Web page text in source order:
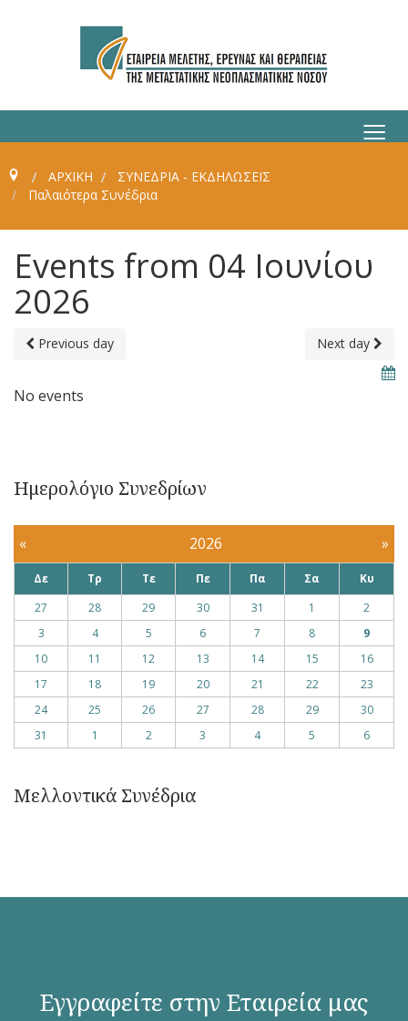
≡
ΑΡΧΙΚΗ
ΣΥΝΈΔΡΙΑ - ΕΚΔΗΛΏΣΕΙΣ
Παλαιότερα Συνέδρια
Events from 04 Ιουνίου
2026
Previous day Next day
No events
Ημερολόγιο Συνεδρίων
« 2026 »
Δε Τρ Τε Πε Πα Σα
Κυ
27
28 29 30 31 1
2
3
4 5 6 7 8
9
10
11 12 13 14 15
16
17
18 19 20 21 22
23
24
25 26 27 28 29
30
31
1 2 3 4 5 6
Μελλοντικά Συνέδρια
Εγγραφείτε στην Εταιρεία μας